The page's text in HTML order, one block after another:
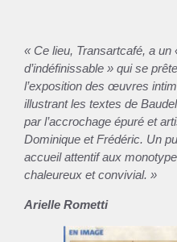
« Ce lieu, Transartcafé, a un
d’indéfinissable » qui se
l’exposition des œuvres
illustrant les textes de
par l’accrochage épuré et
Dominique et Frédéric. Un
accueil attentif aux
chaleureux et convivial. »
Arielle Rometti